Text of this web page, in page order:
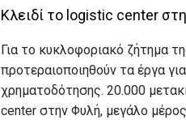
Κλειδί το logistic center
Για το κυκλοφοριακό ζήτημα
προτεραιοποιηθούν τα έργα
χρηματοδότησης. 20.000
center στην Φυλή, μεγάλο